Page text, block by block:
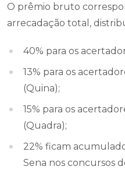
O prêmio bruto
arrecadação total,
40% para os
13% para os
(Quina);
15% para os
(Quadra);
22% ficam
Sena nos concursos